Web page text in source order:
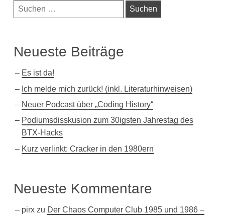
nach:
Neueste Beiträge
Es ist da!
Ich melde mich zurück! (inkl. Literaturhinweisen)
Neuer Podcast über „Coding History“
Podiumsdisskusion zum 30igsten Jahrestag des
BTX-Hacks
Kurz verlinkt: Cracker in den 1980ern
Neueste Kommentare
pirxzu Der Chaos Computer Club 1985 und 1986 –